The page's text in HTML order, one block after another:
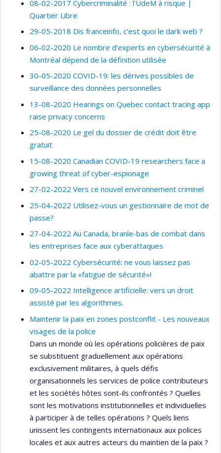
08-02-2017 Cybercriminalité : l'UdeM à risque |
Quartier Libre
29-05-2018 Dis franceinfo, c'est quoi le dark web ?
06-02-2020 Le nombre d’experts en cybersécurité à
Montréal dépend de la définition utilisée
30-05-2020 COVID-19: les dérives possibles de
surveillance des données personnelles
13-08-2020 Hearings on Quebec contact tracing app
raise privacy concerns
25-08-2020 Le gel du dossier de crédit doit être
gratuit
15-08-2020 Canadian COVID-19 researchers face a
growing threat of cyber-espionage
27-02-2022 Vers ce nouvel environnement criminel
25-04-2022 Utilisez-vous un gestionnaire de mot de
passe?
27-04-2022 Au Canada, branle-bas de combat dans
les entreprises face aux cyberattaques
02-05-2022 Cybersécurité: ne vous laissez pas
abattre par la «fatigue de sécurité»!
09-05-2022 Intelligence artificielle: vers un droit
assisté par les algorithmes.
Maintenir la paix en zones postconflit - Les nouveaux
visages de la police
Dans un monde où les opérations policières de paix
se substituent graduellement aux opérations
exclusivement militaires, à quels défis
organisationnels les services de police contributeurs
et les sociétés hôtes sont-ils confrontés ? Quelles
sont les motivations institutionnelles et individuelles
à participer à de telles opérations ? Quels liens
unissent les contingents internationaux aux polices
locales et aux autres acteurs du maintien de la paix ?